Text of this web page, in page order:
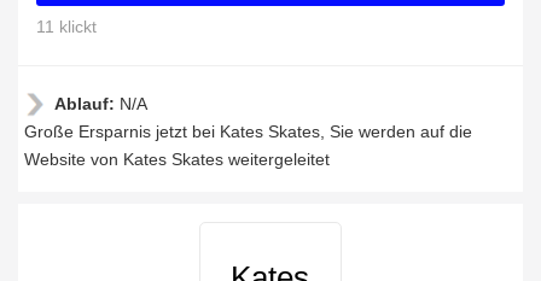
11 klickt
Ablauf: N/A
Große Ersparnis jetzt bei Kates Skates, Sie werden auf die
Website von Kates Skates weitergeleitet